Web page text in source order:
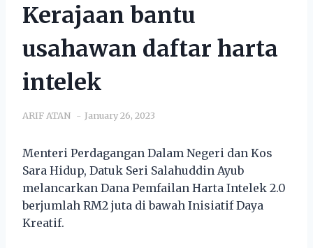
Kerajaan bantu
usahawan daftar harta
intelek
ARIF ATAN January 26, 2023
Menteri Perdagangan Dalam Negeri dan Kos
Sara Hidup, Datuk Seri Salahuddin Ayub
melancarkan Dana Pemfailan Harta Intelek 2.0
berjumlah RM2 juta di bawah Inisiatif Daya
Kreatif.